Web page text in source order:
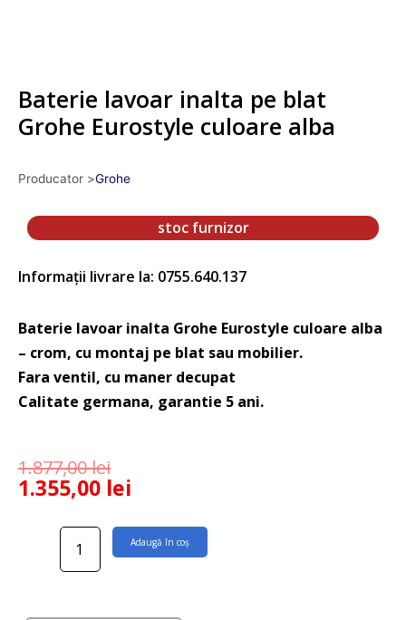
Baterie lavoar inalta pe blat
Grohe Eurostyle culoare alba
Producator >Grohe
stoc furnizor
Informații livrare la: 0755.640.137
Baterie lavoar inalta Grohe Eurostyle culoare alba
– crom, cu montaj pe blat sau mobilier.
Fara ventil, cu maner decupat
Calitate germana, garantie 5 ani.
1.877,00lei
1.355,00 lei
Cantitate
lavoar
Adaugă în coș